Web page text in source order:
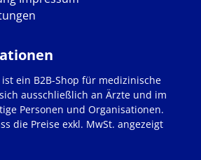
ist ein B2B-Shop für medizinische
ausschließlich an Ärzte und im
Personen und Organisationen.
die Preise exkl. MwSt. angezeigt